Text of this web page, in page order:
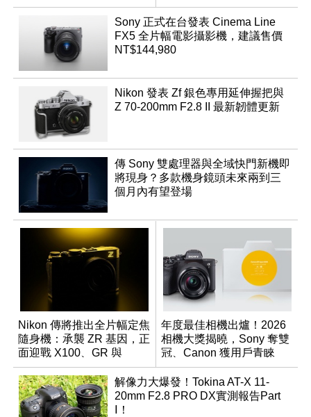
App「Atmos」登場
Sony 正式在台發表 Cinema Line
FX5 全片幅電影攝影機，建議售價
NT$144,980
Nikon 發表 Zf 銀色專用延伸握把與
Z 70-200mm F2.8 II 最新韌體更新
傳 Sony 雙處理器與全域快門新機即
將現身？多款機身鏡頭未來兩到三
個月內有望登場
Nikon 傳將推出全片幅定焦
隨身機：承襲 ZR 基因，正
面迎戰 X100、GR 與
RX1R 系列
年度最佳相機出爐！2026
相機大獎揭曉，Sony 奪雙
冠、Canon 獲用戶青睞
解像力大爆發！Tokina AT-X 11-
20mm F2.8 PRO DX實測報告Part
Ⅰ！